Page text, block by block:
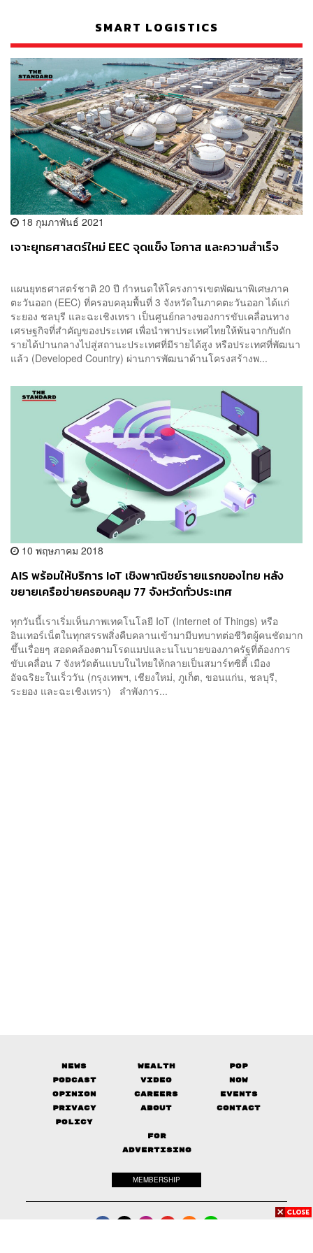
SMART LOGISTICS
18 กุมภาพันธ์ 2021
เจาะยุทธศาสตร์ใหม่ EEC จุดแข็ง โอกาส และความสำเร็จ
แผนยุทธศาสตร์ชาติ 20 ปี กำหนดให้โครงการเขตพัฒนาพิเศษภาค
ตะวันออก (EEC) ที่ครอบคลุมพื้นที่ 3 จังหวัดในภาคตะวันออก ได้แก่
ระยอง ชลบุรี และฉะเชิงเทรา เป็นศูนย์กลางของการขับเคลื่อนทาง
เศรษฐกิจที่สำคัญของประเทศ เพื่อนำพาประเทศไทยให้พ้นจากกับดัก
รายได้ปานกลางไปสู่สถานะประเทศที่มีรายได้สูง หรือประเทศที่พัฒนา
แล้ว (Developed Country) ผ่านการพัฒนาด้านโครงสร้างพ...
10 พฤษภาคม 2018
AIS พร้อมให้บริการ IoT เชิงพาณิชย์รายแรกของไทย หลัง
ขยายเครือข่ายครอบคลุม 77 จังหวัดทั่วประเทศ
ทุกวันนี้เราเริ่มเห็นภาพเทคโนโลยี IoT (Internet of Things) หรือ
อินเทอร์เน็ตในทุกสรรพสิ่งคืบคลานเข้ามามีบทบาทต่อชีวิตผู้คนชัดมาก
ขึ้นเรื่อยๆ สอดคล้องตามโรดแมปและนโนบายของภาครัฐที่ต้องการ
ขับเคลื่อน 7 จังหวัดต้นแบบในไทยให้กลายเป็นสมาร์ทซิตี้ เมือง
อัจฉริยะในเร็ววัน (กรุงเทพฯ, เชียงใหม่, ภูเก็ต, ขอนแก่น, ชลบุรี,
ระยอง และฉะเชิงเทรา) ลำพังการ...
News Wealth
Pop
Podcast
Video
Now
Opinion
Careers
Events
Privacy
Policy
About Contact
FOR
ADVERTISING
MEMBERSHIP